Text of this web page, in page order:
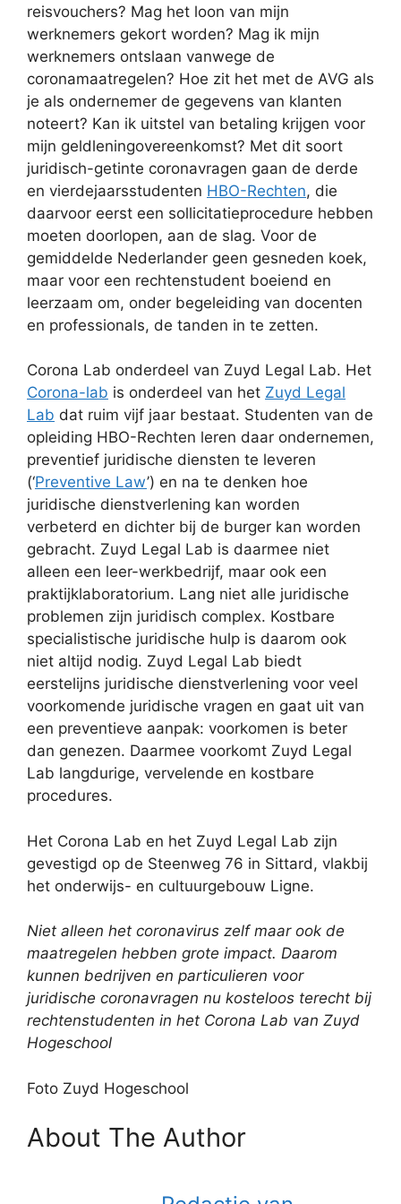
reisvouchers? Mag het loon van mijn
werknemers gekort worden? Mag ik mijn
werknemers ontslaan vanwege de
coronamaatregelen? Hoe zit het met de AVG als
je als ondernemer de gegevens van klanten
noteert? Kan ik uitstel van betaling krijgen voor
mijn geldleningovereenkomst? Met dit soort
juridisch-getinte coronavragen gaan de derde
en vierdejaarsstudenten HBO-Rechten, die
daarvoor eerst een sollicitatieprocedure hebben
moeten doorlopen, aan de slag. Voor de
gemiddelde Nederlander geen gesneden koek,
maar voor een rechtenstudent boeiend en
leerzaam om, onder begeleiding van docenten
en professionals, de tanden in te zetten.
Corona Lab onderdeel van Zuyd Legal Lab. Het
Corona-lab is onderdeel van het Zuyd Legal
Lab dat ruim vijf jaar bestaat. Studenten van de
opleiding HBO-Rechten leren daar ondernemen,
preventief juridische diensten te leveren
(‘Preventive Law’) en na te denken hoe
juridische dienstverlening kan worden
verbeterd en dichter bij de burger kan worden
gebracht. Zuyd Legal Lab is daarmee niet
alleen een leer-werkbedrijf, maar ook een
praktijklaboratorium. Lang niet alle juridische
problemen zijn juridisch complex. Kostbare
specialistische juridische hulp is daarom ook
niet altijd nodig. Zuyd Legal Lab biedt
eerstelijns juridische dienstverlening voor veel
voorkomende juridische vragen en gaat uit van
een preventieve aanpak: voorkomen is beter
dan genezen. Daarmee voorkomt Zuyd Legal
Lab langdurige, vervelende en kostbare
procedures.
Het Corona Lab en het Zuyd Legal Lab zijn
gevestigd op de Steenweg 76 in Sittard, vlakbij
het onderwijs- en cultuurgebouw Ligne.
Niet alleen het coronavirus zelf maar ook de
maatregelen hebben grote impact. Daarom
kunnen bedrijven en particulieren voor
juridische coronavragen nu kosteloos terecht bij
rechtenstudenten in het Corona Lab van Zuyd
Hogeschool
Foto Zuyd Hogeschool
About The Author